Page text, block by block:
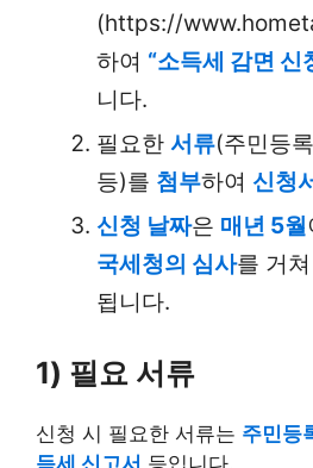
(https://
하여 “소득세 감면 신
니다.
필요한 서류(주민등
등)를 첨부하여 신청
신청 날짜은 매년 5월
국세청의 심사를 거쳐
됩니다.
1) 필요 서류
신청 시 필요한 서류는 주민등
득세 신고서 등입니다.